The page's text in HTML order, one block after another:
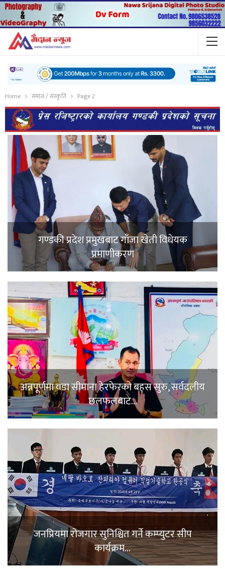
Home समाज / संस्कृति Page 2
गण्डकी प्रदेश प्रमुखबाट गाँजा खेती विधेयक
प्रमाणीकरण
अन्नपूर्णमा वडा सीमाना हेरफेरको बहस सुरु, सर्वदलीय
छलफलबाट…
जनप्रियमा रोजगार सुनिश्चित गर्ने कम्प्युटर सीप
कार्यक्रम…